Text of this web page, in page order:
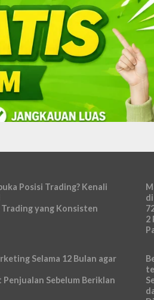
Posisi Trading? Kenali
yang Konsisten
2
Selama 12 Bulan agar
Sebelum Beriklan